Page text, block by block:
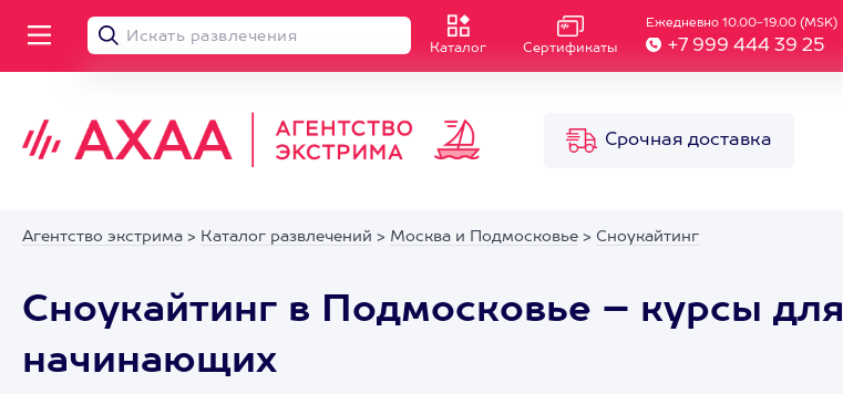
Каталог Сертификаты
Ежедневно 10.00-19.00 (MSK)
+7 999 444 39 25
Срочная доставка
Агентство экстрима > Каталог развлечений > Москва и Подмосковье > Сноукайтинг
Сноукайтинг в Подмосковье – курсы для
начинающих